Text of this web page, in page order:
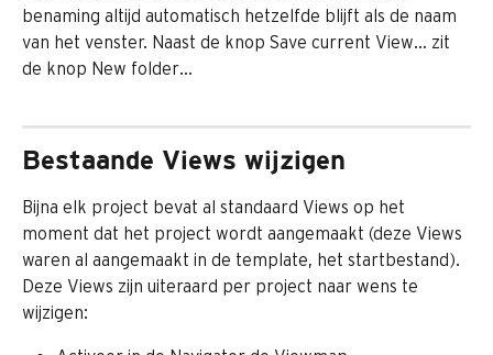
benaming altijd automatisch hetzelfde blijft als de naam
van het venster. Naast de knop Save current View… zit
de knop New folder…
Bestaande Views wijzigen
Bijna elk project bevat al standaard Views op het
moment dat het project wordt aangemaakt (deze Views
waren al aangemaakt in de template, het startbestand).
Deze Views zijn uiteraard per project naar wens te
wijzigen: